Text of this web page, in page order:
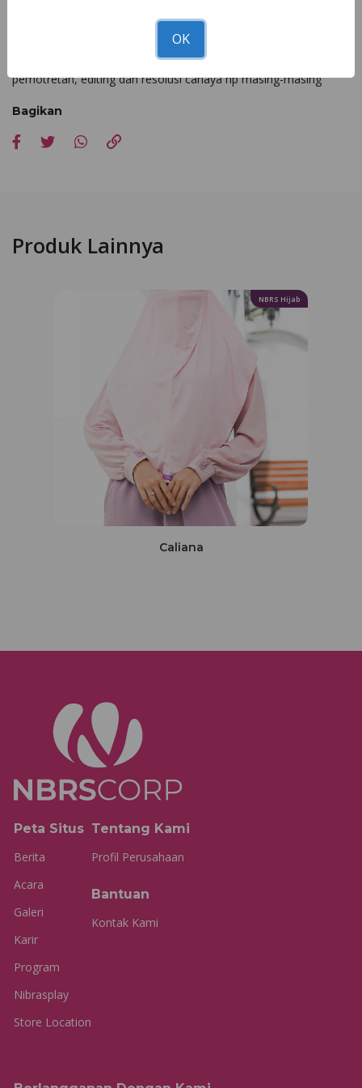
Dapatkan gamis Bestie di seluruhNibra's House
*Kesesuaian foto dan asli 90 - 100% dipengaruhi faktor cahaya
pemotretan, editing dan resolusi cahaya hp masing-masing
Bagikan
Produk Lainnya
NBRS Hijab
Caliana
Peta Situs
Berita
Acara
Galeri
Karir
Program
Nibrasplay
Store Location
Tentang Kami
Profil Perusahaan
Bantuan
Kontak Kami
OK